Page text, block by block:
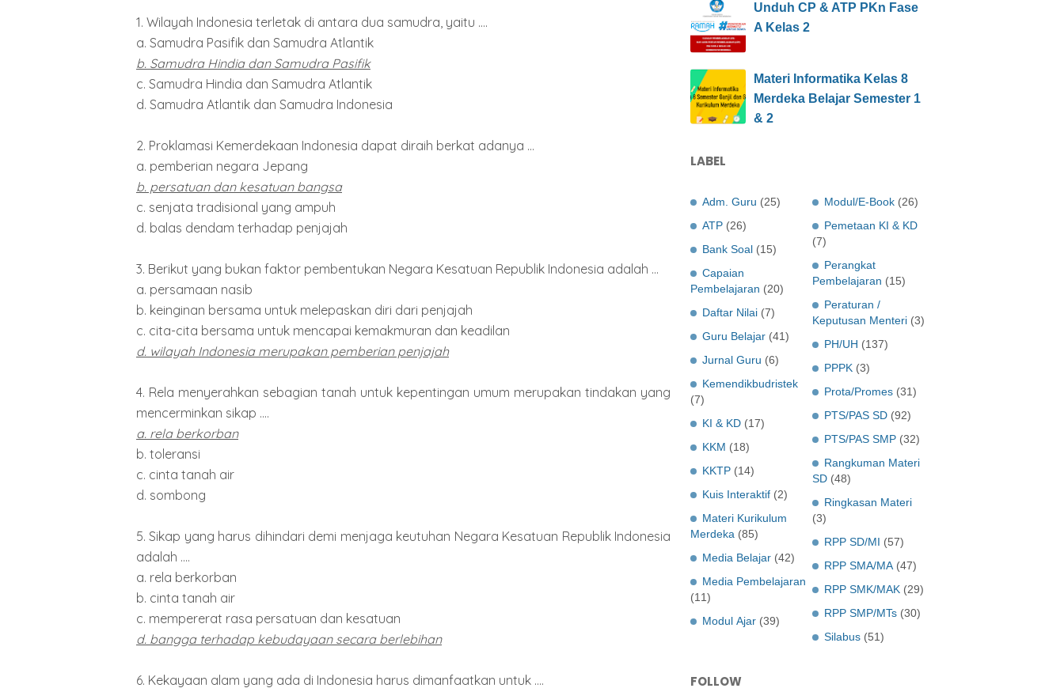
1. Wilayah Indonesia terletak di antara dua samudra, yaitu ....
a. Samudra Pasifik dan Samudra Atlantik
b. Samudra Hindia dan Samudra Pasifik
c. Samudra Hindia dan Samudra Atlantik
d. Samudra Atlantik dan Samudra Indonesia
2. Proklamasi Kemerdekaan Indonesia dapat diraih berkat adanya ...
a. pemberian negara Jepang
b. persatuan dan kesatuan bangsa
c. senjata tradisional yang ampuh
d. balas dendam terhadap penjajah
3. Berikut yang bukan faktor pembentukan Negara Kesatuan Republik Indonesia adalah ...
a. persamaan nasib
b. keinginan bersama untuk melepaskan diri dari penjajah
c. cita-cita bersama untuk mencapai kemakmuran dan keadilan
d. wilayah Indonesia merupakan pemberian penjajah
4. Rela menyerahkan sebagian tanah untuk kepentingan umum merupakan tindakan yang
mencerminkan sikap ....
a. rela berkorban
b. toleransi
c. cinta tanah air
d. sombong
5. Sikap yang harus dihindari demi menjaga keutuhan Negara Kesatuan Republik Indonesia
adalah ....
a. rela berkorban
b. cinta tanah air
c. mempererat rasa persatuan dan kesatuan
d. bangga terhadap kebudayaan secara berlebihan
6. Kekayaan alam yang ada di Indonesia harus dimanfaatkan untuk ....
Unduh CP & ATP PKn Fase
A Kelas 2
Materi Informatika Kelas 8
Merdeka Belajar Semester 1
& 2
LABEL
Adm. Guru (25)
ATP (26)
Bank Soal (15)
Capaian
Pembelajaran (20)
Daftar Nilai (7)
Guru Belajar (41)
Jurnal Guru (6)
Kemendikbudristek
(7)
KI & KD (17)
KKM (18)
KKTP (14)
Kuis Interaktif (2)
Materi Kurikulum
Merdeka (85)
Media Belajar (42)
Media Pembelajaran
(11)
Modul Ajar (39)
Modul/E-Book (26)
Pemetaan KI & KD
(7)
Perangkat
Pembelajaran (15)
Peraturan /
Keputusan Menteri (3)
PH/UH (137)
PPPK (3)
Prota/Promes (31)
PTS/PAS SD (92)
PTS/PAS SMP (32)
Rangkuman Materi
SD (48)
Ringkasan Materi
(3)
RPP SD/MI (57)
RPP SMA/MA (47)
RPP SMK/MAK (29)
RPP SMP/MTs (30)
Silabus (51)
FOLLOW